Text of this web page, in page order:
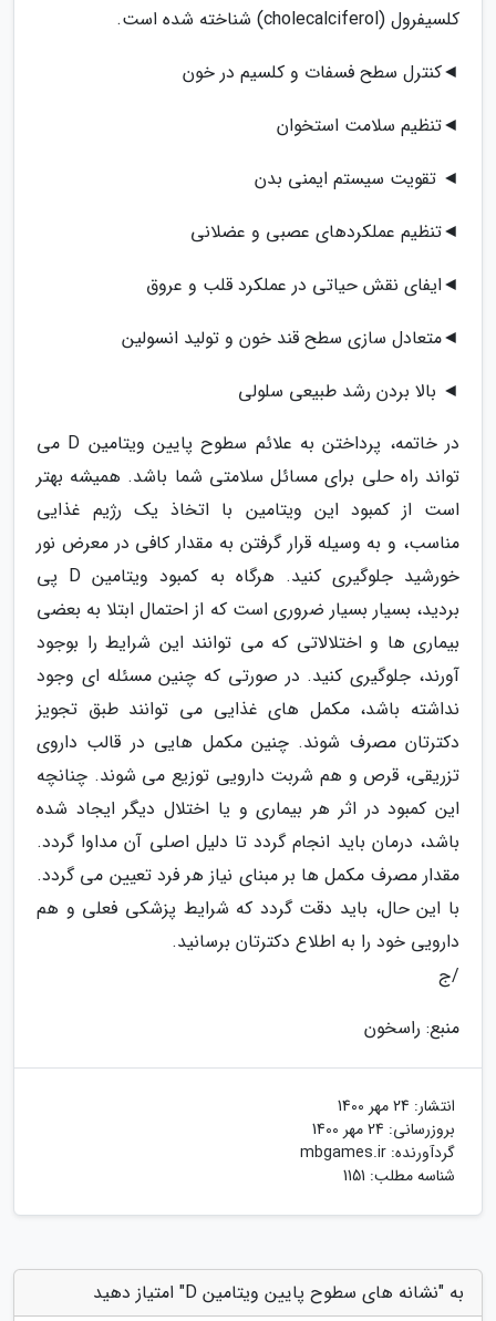
کلسیفرول (cholecalciferol) شناخته شده است.
◄کنترل سطح فسفات و کلسیم در خون
◄تنظیم سلامت استخوان
◄ تقویت سیستم ایمنی بدن
◄تنظیم عملکردهای عصبی و عضلانی
◄ایفای نقش حیاتی در عملکرد قلب و عروق
◄متعادل سازی سطح قند خون و تولید انسولین
◄ بالا بردن رشد طبیعی سلولی
در خاتمه، پرداختن به علائم سطوح پایین ویتامین D می
تواند راه حلی برای مسائل سلامتی شما باشد. همیشه بهتر
است از کمبود این ویتامین با اتخاذ یک رژیم غذایی
مناسب، و به وسیله قرار گرفتن به مقدار کافی در معرض نور
خورشید جلوگیری کنید. هرگاه به کمبود ویتامین D پی
بردید، بسیار بسیار ضروری است که از احتمال ابتلا به بعضی
بیماری ها و اختلالاتی که می توانند این شرایط را بوجود
آورند، جلوگیری کنید. در صورتی که چنین مسئله ای وجود
نداشته باشد، مکمل های غذایی می توانند طبق تجویز
دکترتان مصرف شوند. چنین مکمل هایی در قالب داروی
تزریقی، قرص و هم شربت دارویی توزیع می شوند. چنانچه
این کمبود در اثر هر بیماری و یا اختلال دیگر ایجاد شده
باشد، درمان باید انجام گردد تا دلیل اصلی آن مداوا گردد.
مقدار مصرف مکمل ها بر مبنای نیاز هر فرد تعیین می گردد.
با این حال، باید دقت گردد که شرایط پزشکی فعلی و هم
دارویی خود را به اطلاع دکترتان برسانید.
/ج
منبع: راسخون
انتشار: 24 مهر 1400
بروزرسانی: 24 مهر 1400
گردآورنده: mbgames.ir
شناسه مطلب: 1151
به "نشانه های سطوح پایین ویتامین D" امتیاز دهید